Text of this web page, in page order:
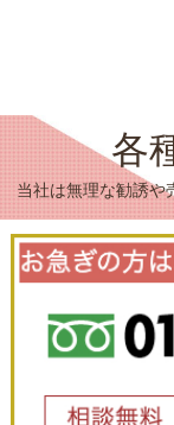
各
当社は無理な勧誘や